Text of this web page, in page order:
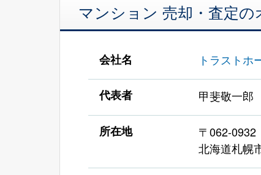
マンション 売却・査定
会社名 トラストホ
代表者 甲斐敬一郎
所在地
〒062-0932
北海道札幌